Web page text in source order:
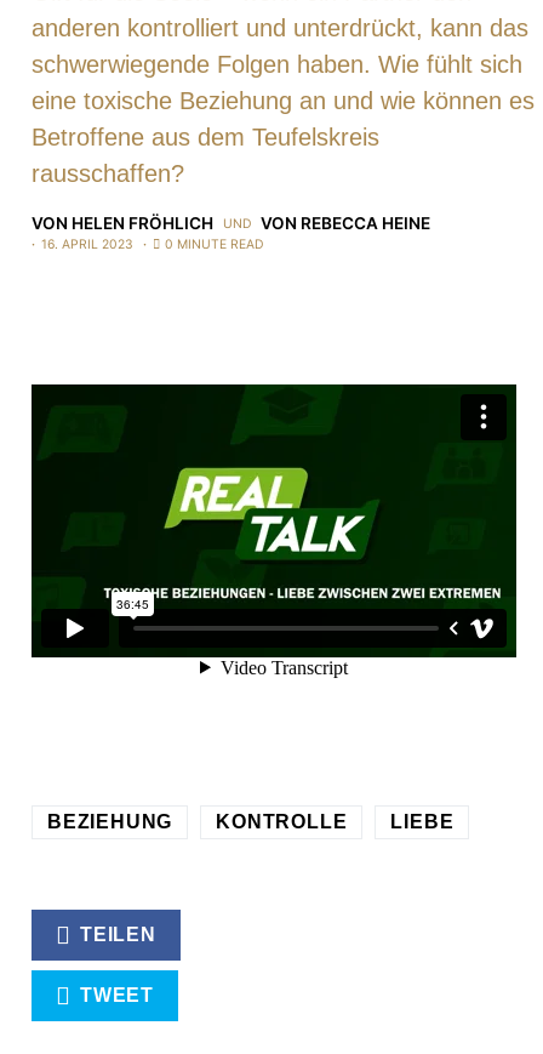
anderen kontrolliert und unterdrückt, kann das
schwerwiegende Folgen haben. Wie fühlt sich
eine toxische Beziehung an und wie können es
Betroffene aus dem Teufelskreis
rausschaffen?
VON HELEN FRÖHLICH UND VON REBECCA HEINE
16. APRIL 2023 0 MINUTE READ
BEZIEHUNG KONTROLLE LIEBE
TEILEN
TWEET